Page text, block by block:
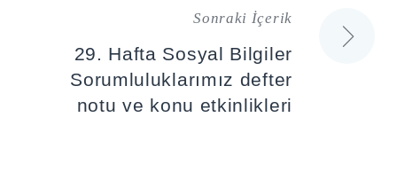
Sonraki İçerik
29. Hafta Sosyal Bilgiler
Sorumluluklarımız defter
notu ve konu etkinlikleri